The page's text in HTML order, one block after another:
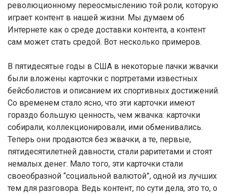
революционному переосмыслению той роли, которую
играет контент в нашей жизни. Мы думаем об
Интернете как о среде доставки контента, а контент
сам может стать средой. Вот несколько примеров.
В пятидесятые годы в США в некоторые пачки жвачки
были вложены карточки с портретами известных
бейсболистов и описанием их спортивных достижений.
Со временем стало ясно, что эти карточки имеют
гораздо большую ценность, чем жвачка: карточки
собирали, коллекционировали, ими обменивались.
Теперь они продаются без жвачки, а те, первые,
пятидесятилетней давности, стали раритетами и стоят
немалых денег. Мало того, эти карточки стали
своеобразной “социальной валютой”, одной из лучших
тем для разговора. Ведь контент, по сути дела, это то, о